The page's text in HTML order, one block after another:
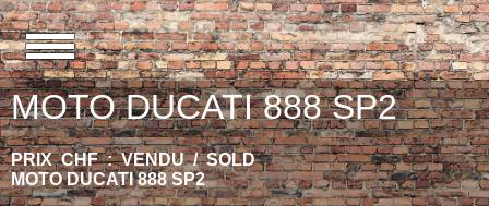
MOTO DUCATI 888 SP2
PRIX CHF : VENDU / SOLD
MOTO DUCATI 888 SP2